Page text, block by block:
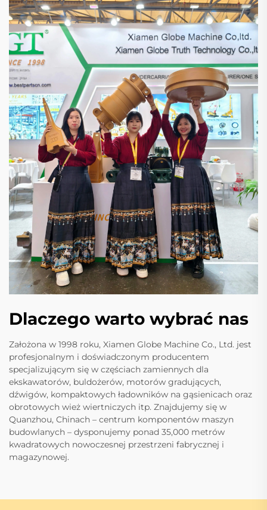
Dlaczego warto wybrać nas
Założona w 1998 roku, Xiamen Globe Machine Co., Ltd. jest
profesjonalnym i doświadczonym producentem
specjalizującym się w częściach zamiennych dla
ekskawatorów, buldożerów, motorów gradujących,
dźwigów, kompaktowych ładowników na gąsienicach oraz
obrotowych wież wiertniczych itp. Znajdujemy się w
Quanzhou, Chinach – centrum komponentów maszyn
budowlanych – dysponujemy ponad 35,000 metrów
kwadratowych nowoczesnej przestrzeni fabrycznej i
magazynowej.